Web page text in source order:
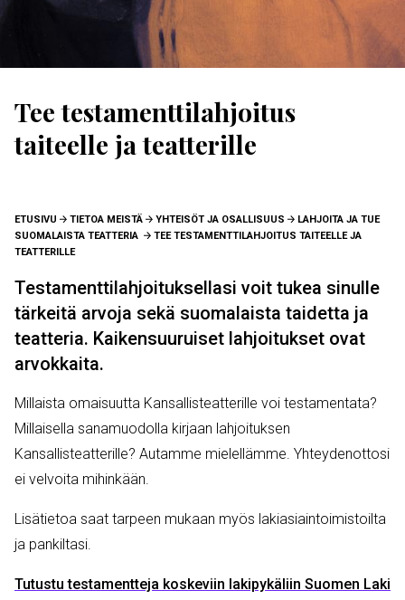
Tee testamenttilahjoitus
taiteelle ja teatterille
MURUPOLKU
ETUSIVU TIETOA MEISTÄ YHTEISÖT JA OSALLISUUS
LAHJOITA JA TUE
SUOMALAISTA TEATTERIA
TEE TESTAMENTTILAHJOITUS TAITEELLE JA
TEATTERILLE
Testamenttilahjoituksellasi voit tukea sinulle
tärkeitä arvoja sekä suomalaista taidetta ja
teatteria. Kaikensuuruiset lahjoitukset ovat
arvokkaita.
Millaista omaisuutta Kansallisteatterille voi testamentata?
Millaisella sanamuodolla kirjaan lahjoituksen
Kansallisteatterille? Autamme mielellämme. Yhteydenottosi
ei velvoita mihinkään.
Lisätietoa saat tarpeen mukaan myös lakiasiaintoimistoilta
ja pankiltasi.
Tutustu testamentteja koskeviin lakipykäliin Suomen Laki